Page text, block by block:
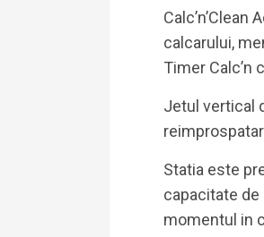
calcarului,
Timer Calc’n
Jetul vertical
Statia este
capacitate de
momentul in